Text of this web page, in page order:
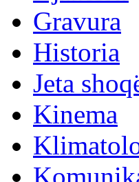
Gravura
Historia
Jeta
Kinema